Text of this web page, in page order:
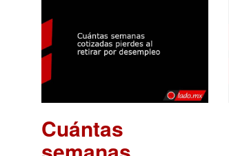
Cuántas